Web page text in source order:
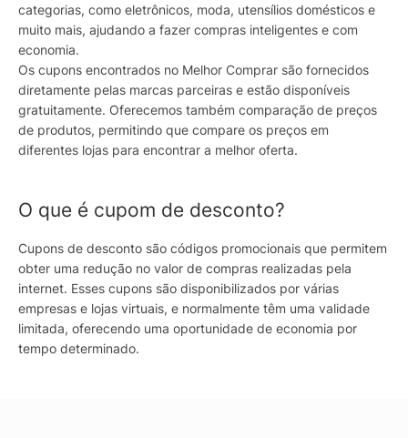
categorias, como eletrônicos, moda, utensílios domésticos e
muito mais, ajudando a fazer compras inteligentes e com
economia.
Os cupons encontrados no Melhor Comprar são fornecidos
diretamente pelas marcas parceiras e estão disponíveis
gratuitamente. Oferecemos também comparação de preços
de produtos, permitindo que compare os preços em
diferentes lojas para encontrar a melhor oferta.
O que é cupom de desconto?
Cupons de desconto são códigos promocionais que permitem
obter uma redução no valor de compras realizadas pela
internet. Esses cupons são disponibilizados por várias
empresas e lojas virtuais, e normalmente têm uma validade
limitada, oferecendo uma oportunidade de economia por
tempo determinado.